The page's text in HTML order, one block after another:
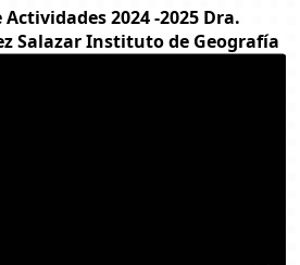
2024 -2025 Dra.
Salazar Instituto de Geografía